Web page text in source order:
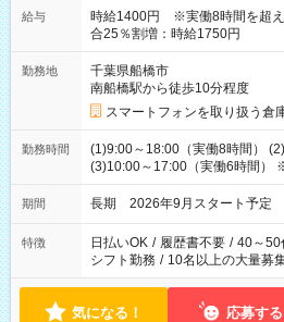
給与
時給1400円 ※実働8時間を超え
合25％割増：時給1750円
勤務地
千葉県船橋市
南船橋駅から徒歩10分程度
スマートフォンを取り扱う倉
勤務時間
(1)9:00～18:00（実働8時間）
(3)10:00～17:00（実働6時間
期間 長期 2026年9月スタート予定
特徴 日払いOK / 履歴書不要 / 40～50
シフト勤務 / 10名以上の大量募
気になる！ 応募する